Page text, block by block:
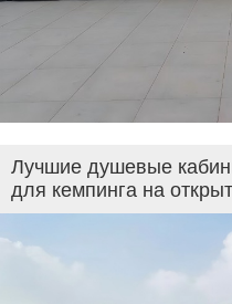
Лучшие душевые
для кемпинга на